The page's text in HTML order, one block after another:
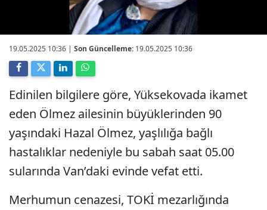
19.05.2025 10:36 | Son Güncelleme: 19.05.2025 10:36
Edinilen bilgilere göre, Yüksekovada ikamet
eden Ölmez ailesinin büyüklerinden 90
yaşındaki Hazal Ölmez, yaşlılığa bağlı
hastalıklar nedeniyle bu sabah saat 05.00
sularında Van’daki evinde vefat etti.
Merhumun cenazesi, TOKİ mezarlığında